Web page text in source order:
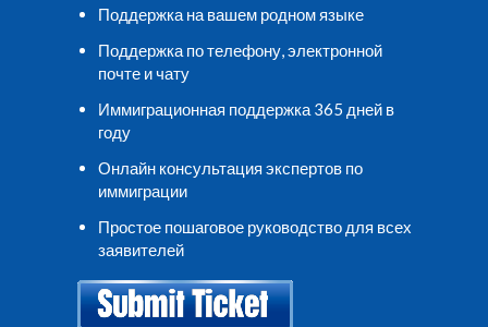
Поддержка на вашем родном языке
Поддержка по телефону, электронной
почте и чату
Иммиграционная поддержка 365 дней в
году
Онлайн консультация экспертов по
иммиграции
Простое пошаговое руководство для всех
заявителей